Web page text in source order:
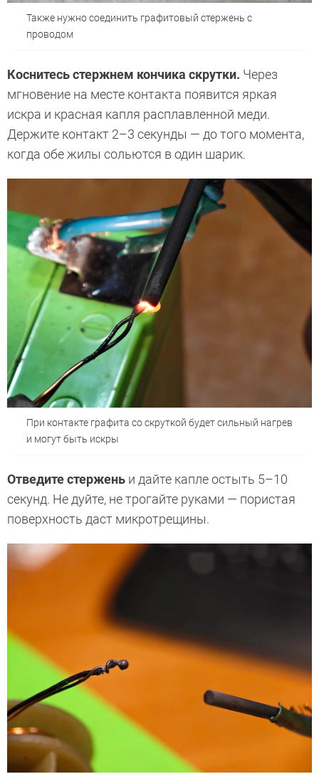
Также нужно соединить графитовый стержень с
проводом
Коснитесь стержнем кончика скрутки. Через
мгновение на месте контакта появится яркая
искра и красная капля расплавленной меди.
Держите контакт 2–3 секунды — до того момента,
когда обе жилы сольются в один шарик.
При контакте графита со скруткой будет сильный нагрев
и могут быть искры
Отведите стержень и дайте капле остыть 5–10
секунд. Не дуйте, не трогайте руками — пористая
поверхность даст микротрещины.